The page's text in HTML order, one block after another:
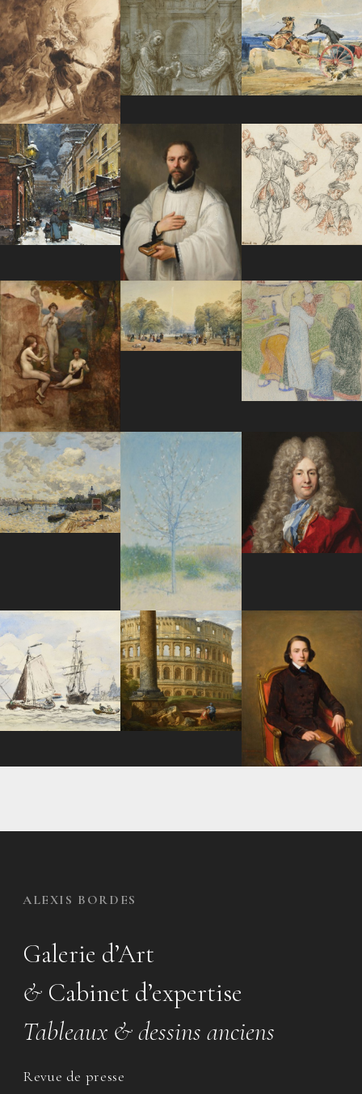
ALEXIS BORDES
Galerie d’Art
& Cabinet d’expertise
Tableaux & dessins anciens
Revue de presse